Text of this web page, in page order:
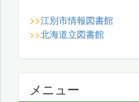
>>江別市情報図書館
>>北海道立図書館
メニュー